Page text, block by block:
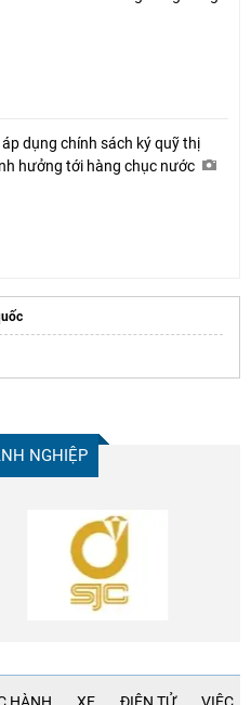
dụng chính sách ký quỹ thị
hưởng tới hàng chục nước
NGHIỆP